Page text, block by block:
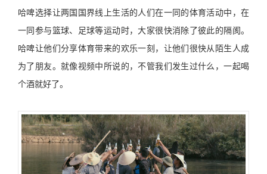
哈啤选择让两国国界线上生活的人们在一同的体育活动中，在
一同参与篮球、足球等运动时，大家很快消除了彼此的隔阂。
哈啤让他们分享体育带来的欢乐一刻，让他们很快从陌生人成
为了朋友。就像视频中所说的，不管我们发生过什么，一起喝
个酒就好了。